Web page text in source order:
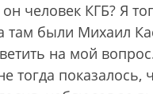
человек КГБ? Я
там были Михаил
на мой
тогда показалось,